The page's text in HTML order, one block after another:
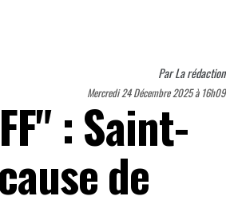
ParLa rédaction
Mercredi 24 Décembre 2025 à 16h09
: Saint-
de